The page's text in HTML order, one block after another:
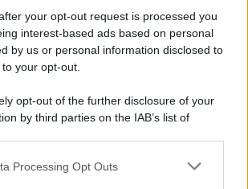
your opt-out request is processed you
interest-based ads based on personal
by us or personal information disclosed to
your opt-out.
opt-out of the further disclosure of your
by third parties on the IAB’s list of
also be disclosed by us to third parties
Processing Opt Outs
in
sezioni cronologiche e